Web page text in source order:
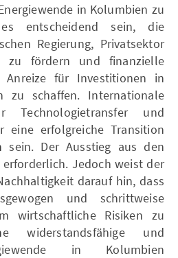
in Kolumbien zu
entscheidend sein, die
Regierung, Privatsektor
zu fördern und finanzielle
Anreize für Investitionen in
zu schaffen. Internationale
Technologietransfer und
eine erfolgreiche Transition
sein. Der Ausstieg aus den
Jedoch weist der
darauf hin, dass
und schrittweise
wirtschaftliche Risiken zu
widerstandsfähige und
in Kolumbien